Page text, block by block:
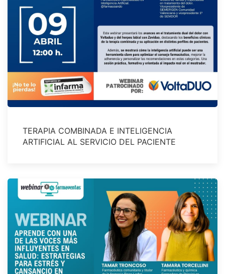
TERAPIA COMBINADA E INTELIGENCIA
ARTIFICIAL AL SERVICIO DEL PACIENTE